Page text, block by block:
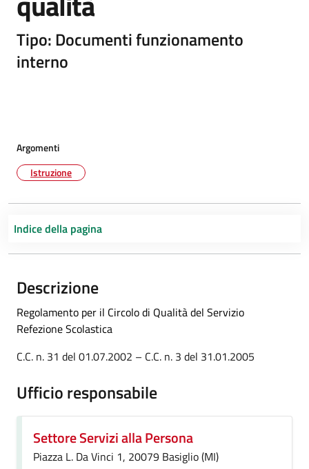
Tipo: Documenti funzionamento
interno
Argomenti
Istruzione
Indice della pagina
Descrizione
Regolamento per il Circolo di Qualità del Servizio
Refezione Scolastica
C.C. n. 31 del 01.07.2002 – C.C. n. 3 del 31.01.2005
Ufficio responsabile
Settore Servizi alla Persona
Piazza L. Da Vinci 1, 20079 Basiglio (MI)